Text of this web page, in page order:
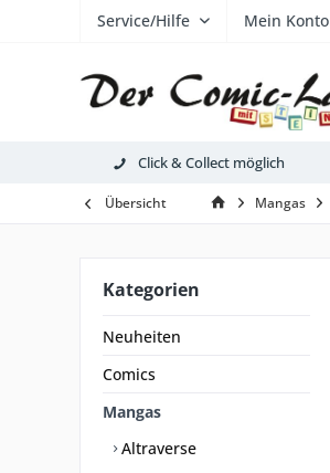
Service/Hilfe Mein Konto
Click & Collect möglich
Übersicht Mangas
Kategorien
Neuheiten
Comics
Mangas
Altraverse